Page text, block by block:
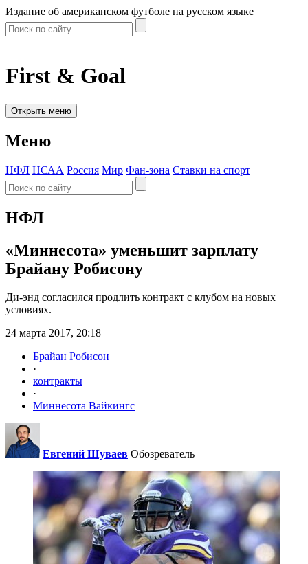
Издание об американском футболе на русском языке
First & Goal
Открыть меню
Меню
НФЛ НСАА Россия Мир Фан-зона Ставки на спорт
НФЛ
«Миннесота» уменьшит зарплату
Брайану Робисону
Ди-энд согласился продлить контракт с клубом на новых
условиях.
24 марта 2017, 20:18
Брайан Робисон
·
контракты
·
Миннесота Вайкингс
Евгений Шуваев Обозреватель